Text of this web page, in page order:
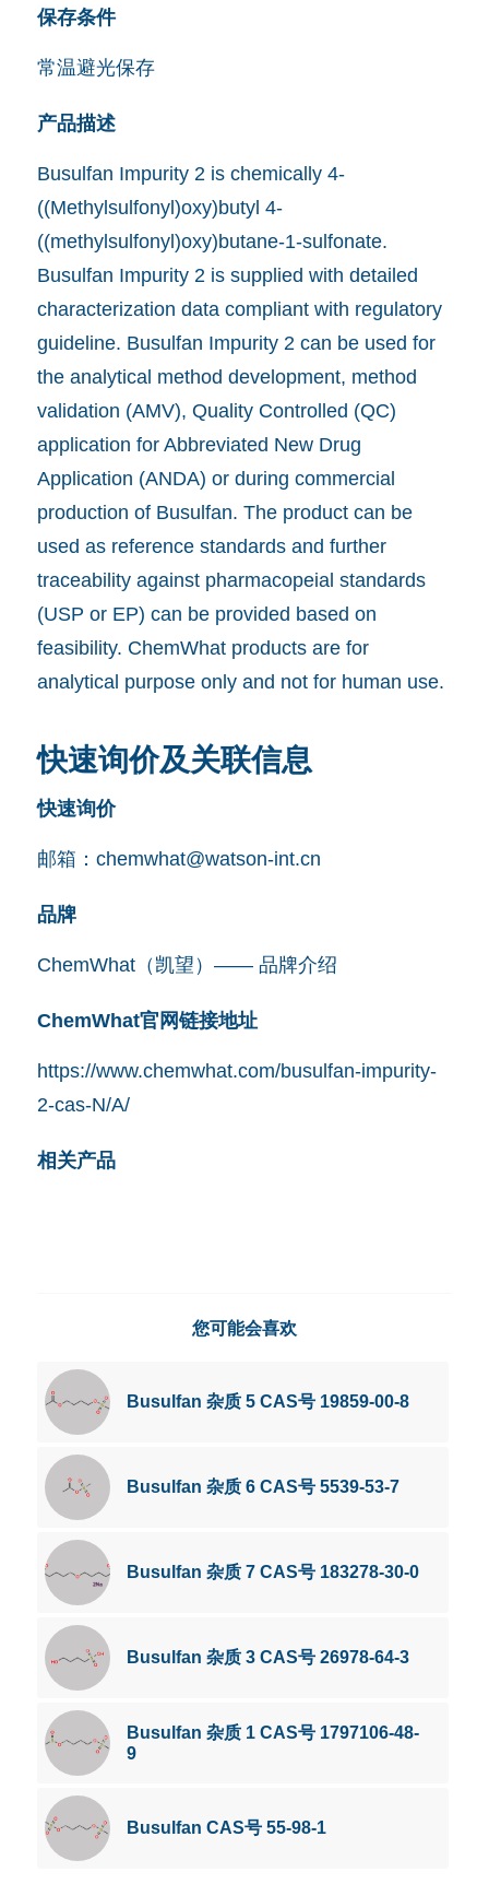
保存条件
常温避光保存
产品描述
Busulfan Impurity 2 is chemically 4-
((Methylsulfonyl)oxy)butyl 4-
((methylsulfonyl)oxy)butane-1-sulfonate.
Busulfan Impurity 2 is supplied with detailed
characterization data compliant with regulatory
guideline. Busulfan Impurity 2 can be used for
the analytical method development, method
validation (AMV), Quality Controlled (QC)
application for Abbreviated New Drug
Application (ANDA) or during commercial
production of Busulfan. The product can be
used as reference standards and further
traceability against pharmacopeial standards
(USP or EP) can be provided based on
feasibility. ChemWhat products are for
analytical purpose only and not for human use.
快速询价及关联信息
快速询价
邮箱： chemwhat@watson-int.cn
品牌
ChemWhat（凯望）—— 品牌介绍
ChemWhat官网链接地址
https://www.chemwhat.com/busulfan-impurity-
2-cas-N/A/
相关产品
您可能会喜欢
Busulfan 杂质 5 CAS号 19859-00-8
Busulfan 杂质 6 CAS号 5539-53-7
Busulfan 杂质 7 CAS号 183278-30-0
Busulfan 杂质 3 CAS号 26978-64-3
Busulfan 杂质 1 CAS号 1797106-48-
9
Busulfan CAS号 55-98-1